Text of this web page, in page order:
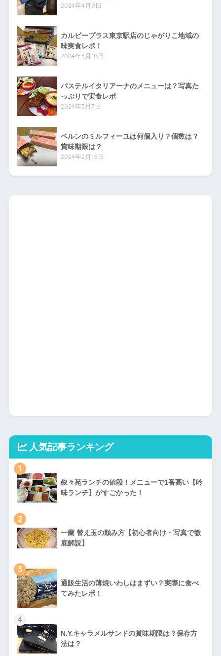
2024年4月9日
カルビープラス東京駅店のじゃがりこ地域の
味実食レポ！
2024年3月18日
パステルイタリアーナのメニューは？写真た
っぷりで実食レポ
2024年3月7日
ベルンのミルフィーユは何個入り？個数は？
賞味期限は？
2024年2月15日
人気記事ランキング
1
叙々苑ランチの値段！メニューで1番高い【吟
味ランチ】がすごかった！
2
一蘭 替え玉の頼み方【初心者向け・写真で徹
底解説】
3
通販生活の薄焼いわしはまずい？実際に食べ
てみたレポ！
4
N.Y.キャラメルサンドの賞味期限は？保存方
法は？